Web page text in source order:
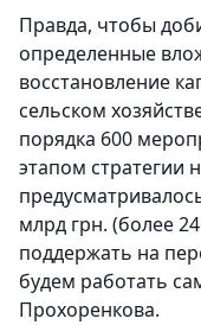
Правда, чтобы
определенные
восстановление
сельском
порядка 600
этапом стратегии
млрд грн. (более
поддержать на
будем работать
Прохоренкова.